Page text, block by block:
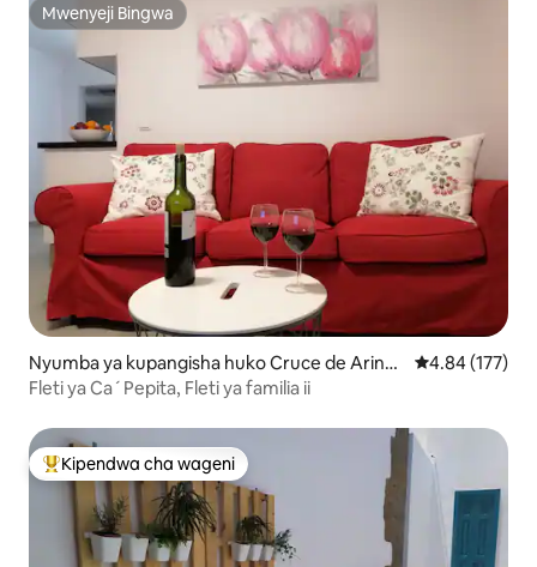
Mwenyeji Bingwa
Mwenyeji Bingwa
Nyumba ya kupangisha huko Cruce de Arinag
a
Ukadiriaji wa
4.84 (177)
Fleti ya Ca´Pepita, Fleti ya familia ii
Kipendwa maarufu cha wageni
Kipendwa cha wageni